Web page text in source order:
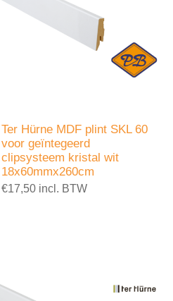
Ter Hürne MDF plint SKL 60
voor geïntegeerd
clipsysteem kristal wit
18x60mmx260cm
€17,50 incl. BTW